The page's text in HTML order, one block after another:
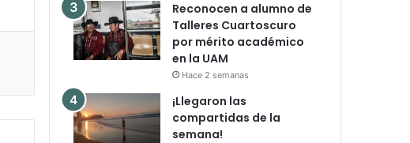
Reconocen a alumno de
Talleres Cuartoscuro
por mérito académico
en la UAM
Hace 2 semanas
¡Llegaron las
compartidas de la
semana!